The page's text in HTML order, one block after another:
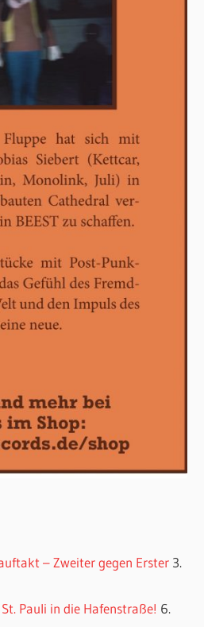
– Zweiter gegen Erster 3.
Pauli in die Hafenstraße! 6.